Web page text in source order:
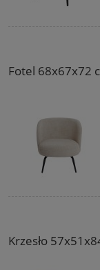
Fotel 68x67x72
Krzesło